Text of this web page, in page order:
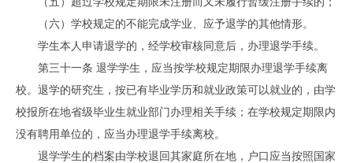
（六）学校规定的不能完成学业、应予退学的其他情形。
学生本人申请退学的，经学校审核同意后，办理退学手续。
第三十一条 退学学生，应当按学校规定期限办理退学手续离
校。退学的研究生，按已有毕业学历和就业政策可以就业的，由学
校报所在地省级毕业生就业部门办理相关手续；在学校规定期限内
没有聘用单位的，应当办理退学手续离校。
退学学生的档案由学校退回其家庭所在地，户口应当按照国家